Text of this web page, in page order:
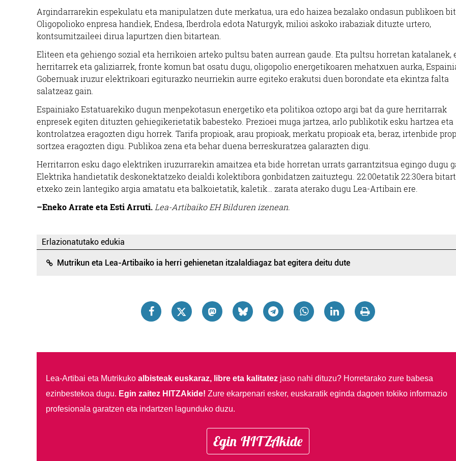
Argindarrarekin espekulatu eta manipulatzen dute merkatua, ura edo haizea bezalako ondasun publikoen
Oligopolioko enpresa handiek, Endesa, Iberdrola edota Naturgyk, milioi askoko irabaziak dituzte urtero,
kontsumitzaileei dirua lapurtzen dien bitartean.
Eliteen eta gehiengo sozial eta herrikoien arteko pultsu baten aurrean gaude. Eta pultsu horretan katalanek,
herritarrek eta galiziarrek, fronte komun bat osatu dugu, oligopolio energetikoaren mehatxuen aurka,
Gobernuak iruzur elektrikoari egiturazko neurriekin aurre egiteko erakutsi duen borondate eta ekintza falta
salatzeaz gain.
Espainiako Estatuarekiko dugun menpekotasun energetiko eta politikoa oztopo argi bat da gure herritarrak
enpresek egiten dituzten gehiegikerietatik babesteko. Prezioei muga jartzea, arlo publikotik esku hartzea eta
kontrolatzea eragozten digu horrek. Tarifa propioak, arau propioak, merkatu propioak eta, beraz, irtenbide
sortzea eragozten digu. Publikoa zena eta behar duena berreskuratzea galarazten digu.
Herritarron esku dago elektriken iruzurrarekin amaitzea eta bide horretan urrats garrantzitsua egingo dugu
Elektrika handietatik deskonektatzeko deialdi kolektibora gonbidatzen zaituztegu. 22:00etatik 22:30era
etxeko zein lantegiko argia amatatu eta balkoietatik, kaletik… zarata aterako dugu Lea-Artibain ere.
–Eneko Arrate eta Esti Arruti. Lea-Artibaiko EH Bilduren izenean.
Erlazionatutako edukia
Mutrikun eta Lea-Artibaiko ia herri gehienetan itzalaldiagaz bat egitera deitu dute
Lea-Artibai eta Mutrikuko albisteak euskaraz, libre eta kalitatezjaso nahi dituzu? Horretarako zure babesa
ezinbestekoa dugu. Egin zaitez HITZAkide! Zure ekarpenari esker, euskaratik eginda dagoen tokiko informazio
profesionala garatzen eta indartzen lagunduko duzu.
Egin HITZAkide